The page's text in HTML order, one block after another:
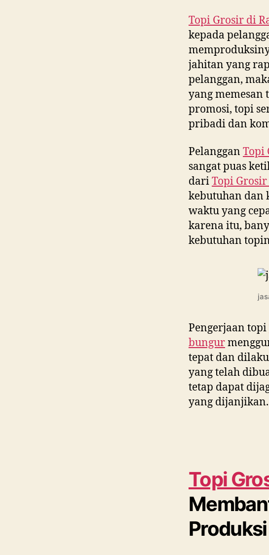
Topi Grosir di
kepada
jahitan yang
pelanggan,
yang
promosi, topi
pribadi dan
Pelanggan Topi
sangat puas
dariTopi
kebutuhan dan
waktu yang
karena itu,
kebutuhan
Pengerjaan topi
bungur
tepat dan
yang telah
tetap dapat
yang dijanjikan.
Topi